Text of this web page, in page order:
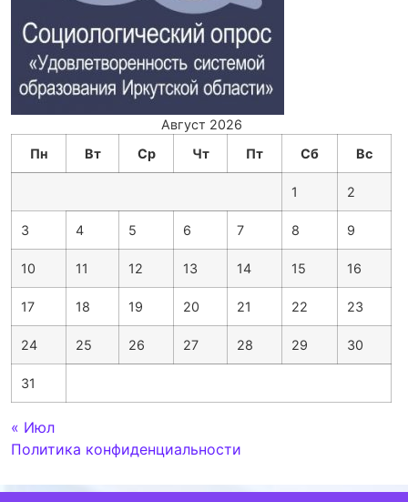
Август 2026
Пн
Вт Ср Чт Пт Сб Вс
1 2
3 4 5 6 7 8 9
10 11 12 13 14 15 16
17 18 19 20 21 22 23
24 25 26 27 28 29 30
31
« Июл
Политика конфиденциальности